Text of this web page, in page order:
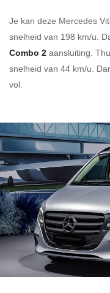
Je kan deze Mercedes
snelheid van 198 km/u.
Combo 2 aansluiting.
snelheid van 44 km/u.
vol.